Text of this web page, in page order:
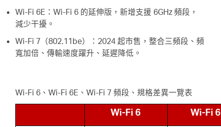
Wi-Fi 6E：Wi-Fi 6 的延伸版，新增支援 6GHz 頻段，
減少干擾。
Wi-Fi 7（802.11be）：2024 起市售，整合三頻段、頻
寬加倍、傳輸速度躍升、延遲降低。
Wi-Fi 6、Wi-Fi 6E、Wi-Fi 7 頻段、規格差異一覽表
Wi-Fi 6 Wi-Fi